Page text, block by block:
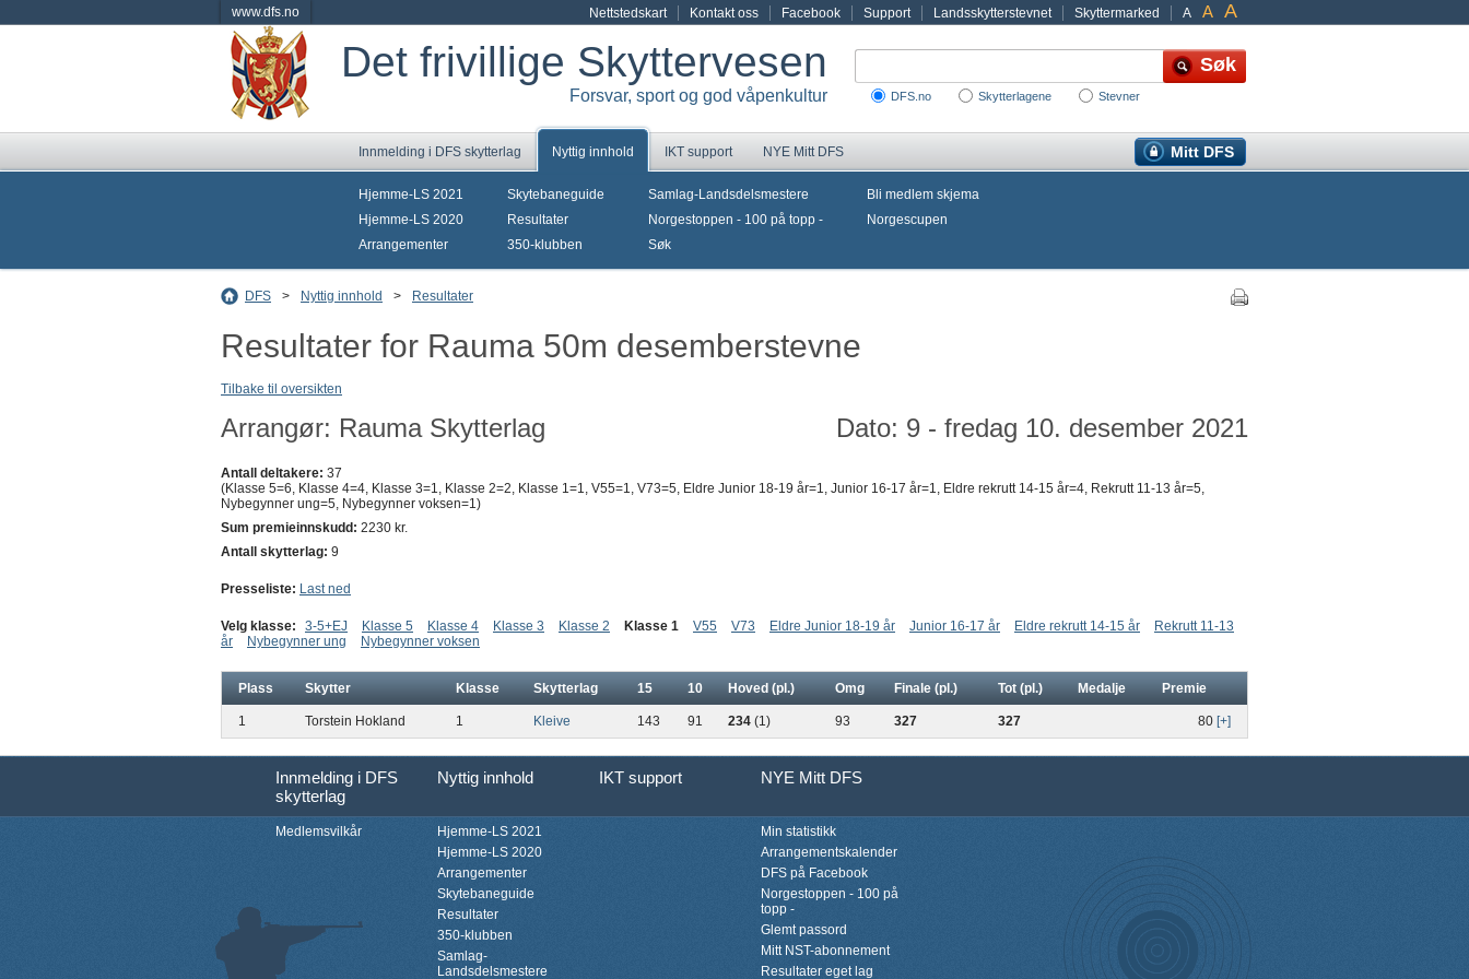
www.dfs.no A A A
Nettstedskart Kontakt oss Facebook Support Landsskytterstevnet Skyttermarked
Det frivillige Skyttervesen
Forsvar, sport og god våpenkultur DFS.no Skytterlagene Stevner
Innmelding i DFS skytterlag Nyttig innhold IKT support Mitt DFS
NYE Mitt DFS
Hjemme-LS 2021
Hjemme-LS 2020
Arrangementer
Skytebaneguide
Resultater
350-klubben
Samlag-Landsdelsmestere
Norgestoppen - 100 på topp -
Søk
Bli medlem skjema
Norgescupen
DFS > Nyttig innhold > Resultater
Resultater for Rauma 50m desemberstevne
Tilbake til oversikten
Arrangør: Rauma Skytterlag Dato: 9 - fredag 10. desember 2021
Antall deltakere: 37
(Klasse 5=6, Klasse 4=4, Klasse 3=1, Klasse 2=2, Klasse 1=1, V55=1, V73=5, Eldre Junior 18-19 år=1, Junior 16-17 år=1, Eldre rekrutt 14-15 år=4, Rekrutt 11-13 år=5,
Nybegynner ung=5, Nybegynner voksen=1)
Sum premieinnskudd: 2230 kr.
Antall skytterlag: 9
Presseliste: Last ned
Velg klasse: 3-5+EJ Klasse 5 Klasse 4 Klasse 3 Klasse 2 Klasse 1 V55 V73 Eldre Junior 18-19 år Junior 16-17 år Eldre rekrutt 14-15 år
Rekrutt 11-13
år
Nybegynner ung Nybegynner voksen
Plass Skytter Klasse Skytterlag 15 10 Hoved (pl.) Omg Finale (pl.) Tot (pl.) Medalje Premie
1 Torstein Hokland 1 Kleive 143 91 234 (1) 93 327 327 80 [+]
Innmelding i DFS
skytterlag
Nyttig innhold IKT support NYE Mitt DFS
Medlemsvilkår
Hjemme-LS 2021
Hjemme-LS 2020
Arrangementer
Skytebaneguide
Resultater
350-klubben
Samlag-
Landsdelsmestere
Min statistikk
Arrangementskalender
DFS på Facebook
Norgestoppen - 100 på
topp -
Glemt passord
Mitt NST-abonnement
Resultater eget lag